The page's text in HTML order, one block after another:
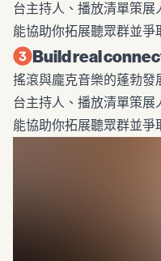
台主持人、播放清單策展
能協助你拓展聽眾群並爭
Build real
搖滾與龐克音樂的蓬勃
台主持人、播放清單策展
能協助你拓展聽眾群並爭